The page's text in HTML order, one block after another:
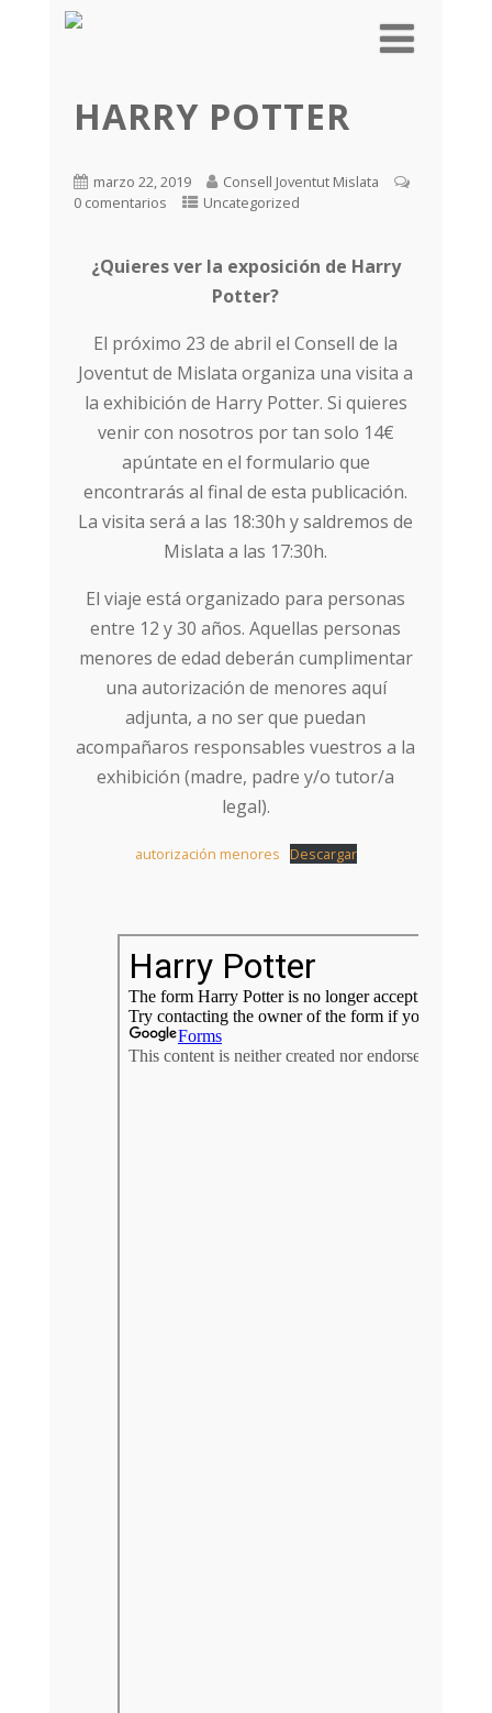
HARRY POTTER
marzo 22, 2019
Consell Joventut Mislata
0 comentarios
Uncategorized
¿Quieres ver la exposición de Harry
Potter?
El próximo 23 de abril el Consell de la
Joventut de Mislata organiza una visita a
la exhibición de Harry Potter. Si quieres
venir con nosotros por tan solo 14€
apúntate en el formulario que
encontrarás al final de esta publicación.
La visita será a las 18:30h y saldremos de
Mislata a las 17:30h.
El viaje está organizado para personas
entre 12 y 30 años. Aquellas personas
menores de edad deberán cumplimentar
una autorización de menores aquí
adjunta, a no ser que puedan
acompañaros responsables vuestros a la
exhibición (madre, padre y/o tutor/a
legal).
autorización menores Descargar